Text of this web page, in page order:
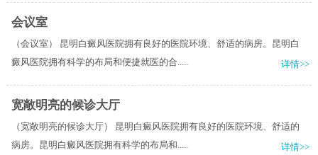
会议室
（会议室） 昆明白癜风医院拥有良好的医院环境、舒适的病房。昆明白
癜风医院拥有科学的布局和便捷就医的合.....
详情>>
宽敞明亮的候诊大厅
（宽敞明亮的候诊大厅） 昆明白癜风医院拥有良好的医院环境、舒适的
病房。昆明白癜风医院拥有科学的布局和.....
详情>>